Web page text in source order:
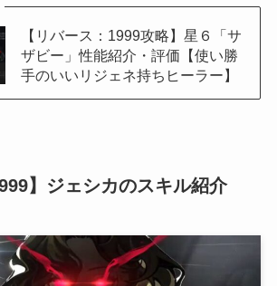
【リバース：1999攻略】星６「サ
ザビー」性能紹介・評価【使い勝
手のいいリジェネ持ちヒーラー】
】ジェシカのスキル紹介